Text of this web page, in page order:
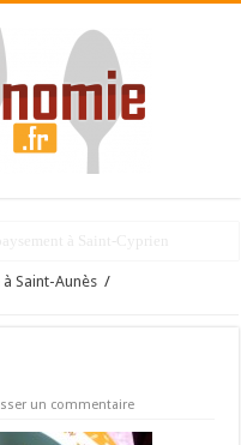
Saint-Aunès /
un commentaire